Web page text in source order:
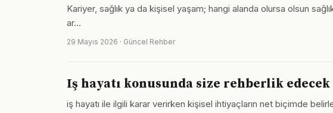
Kariyer, sağlık ya da kişisel yaşam; hangi alanda olursa olsun
ar…
29 Mayıs 2026 · Güncel Rehber
Iş hayatı konusunda size rehberlik
iş hayatı ile ilgili karar verirken kişisel ihtiyaçların net biçimde